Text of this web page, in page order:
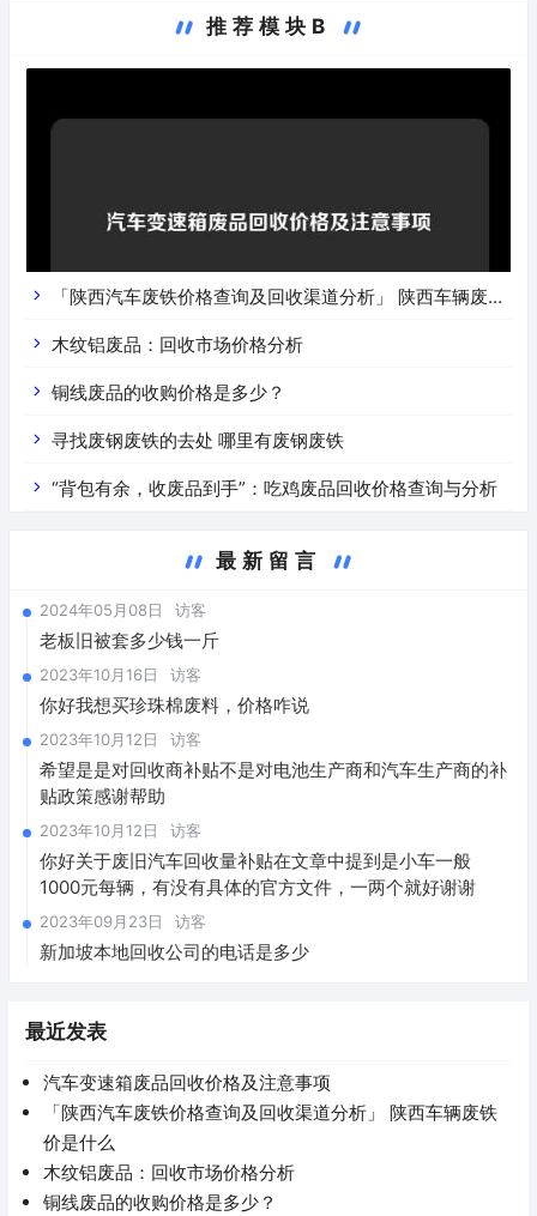
推荐模块B
「陕西汽车废铁价格查询及回收渠道分析」 陕西车辆废铁
价是什么
木纹铝废品：回收市场价格分析
铜线废品的收购价格是多少？
寻找废钢废铁的去处 哪里有废钢废铁
“背包有余，收废品到手”：吃鸡废品回收价格查询与分析
最新留言
2024年05月08日 访客
老板旧被套多少钱一斤
2023年10月16日 访客
你好我想买珍珠棉废料，价格咋说
2023年10月12日 访客
希望是是对回收商补贴不是对电池生产商和汽车生产商的补
贴政策感谢帮助
2023年10月12日 访客
你好关于废旧汽车回收量补贴在文章中提到是小车一般
1000元每辆，有没有具体的官方文件，一两个就好谢谢
2023年09月23日 访客
新加坡本地回收公司的电话是多少
最近发表
汽车变速箱废品回收价格及注意事项
「陕西汽车废铁价格查询及回收渠道分析」 陕西车辆废铁
价是什么
木纹铝废品：回收市场价格分析
铜线废品的收购价格是多少？